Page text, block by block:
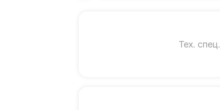
Тех. спец.